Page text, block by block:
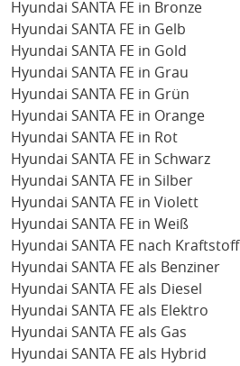
Hyundai SANTA FE in Bronze
Hyundai SANTA FE in Gelb
Hyundai SANTA FE in Gold
Hyundai SANTA FE in Grau
Hyundai SANTA FE in Grün
Hyundai SANTA FE in Orange
Hyundai SANTA FE in Rot
Hyundai SANTA FE in Schwarz
Hyundai SANTA FE in Silber
Hyundai SANTA FE in Violett
Hyundai SANTA FE in Weiß
Hyundai SANTA FE nach Kraftstoff
Hyundai SANTA FE als Benziner
Hyundai SANTA FE als Diesel
Hyundai SANTA FE als Elektro
Hyundai SANTA FE als Gas
Hyundai SANTA FE als Hybrid